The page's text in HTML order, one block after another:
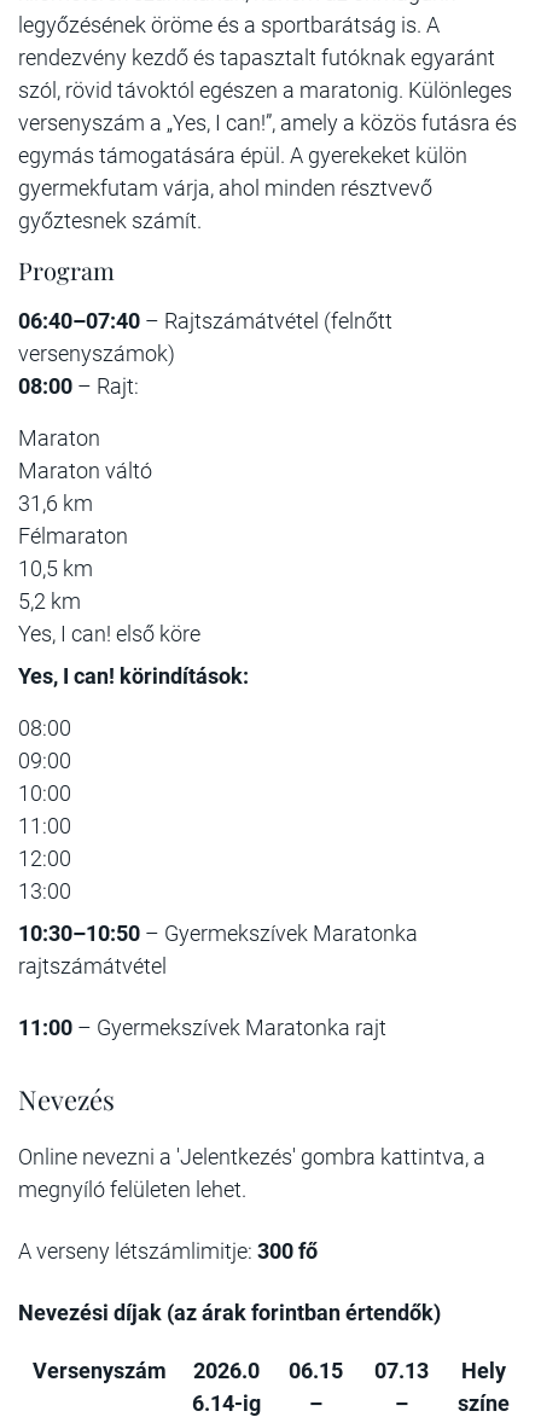
legyőzésének öröme és a sportbarátság is. A
rendezvény kezdő és tapasztalt futóknak egyaránt
szól, rövid távoktól egészen a maratonig. Különleges
versenyszám a „Yes, I can!”, amely a közös futásra és
egymás támogatására épül. A gyerekeket külön
gyermekfutam várja, ahol minden résztvevő
győztesnek számít.
Program
06:40–07:40 – Rajtszámátvétel (felnőtt
versenyszámok)
08:00 – Rajt:
Maraton
Maraton váltó
31,6 km
Félmaraton
10,5 km
5,2 km
Yes, I can! első köre
Yes, I can! körindítások:
08:00
09:00
10:00
11:00
12:00
13:00
10:30–10:50 – Gyermekszívek Maratonka
rajtszámátvétel
11:00 – Gyermekszívek Maratonka rajt
Nevezés
Online nevezni a 'Jelentkezés' gombra kattintva, a
megnyíló felületen lehet.
A verseny létszámlimitje: 300 fő
Nevezési díjak (az árak forintban értendők)
Versenyszám
2026.0
6.14-ig
06.15
–
07.13
–
Hely
színe